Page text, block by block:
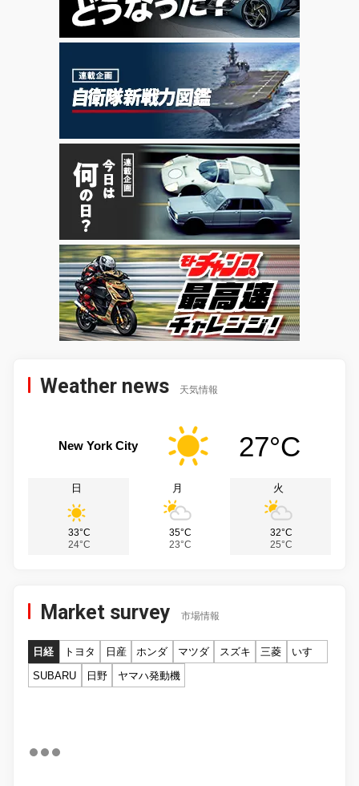
Weather news 天気情報
New York City 27°C
日
33°C
24°C
月
35°C
23°C
火
32°C
25°C
Market survey 市場情報
日経 トヨタ 日産 ホンダ マツダ スズキ 三菱
いすゞ
SUBARU
日野 ヤマハ発動機